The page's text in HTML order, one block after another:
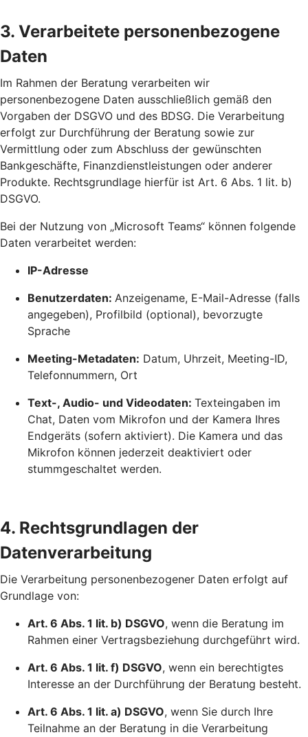
3. Verarbeitete personenbezogene
Daten
Im Rahmen der Beratung verarbeiten wir
personenbezogene Daten ausschließlich gemäß den
Vorgaben der DSGVO und des BDSG. Die Verarbeitung
erfolgt zur Durchführung der Beratung sowie zur
Vermittlung oder zum Abschluss der gewünschten
Bankgeschäfte, Finanzdienstleistungen oder anderer
Produkte. Rechtsgrundlage hierfür ist Art. 6 Abs. 1 lit. b)
DSGVO.
Bei der Nutzung von „Microsoft Teams“ können folgende
Daten verarbeitet werden:
IP-Adresse
Benutzerdaten: Anzeigename, E-Mail-Adresse (falls
angegeben), Profilbild (optional), bevorzugte
Sprache
Meeting-Metadaten: Datum, Uhrzeit, Meeting-ID,
Telefonnummern, Ort
Text-, Audio- und Videodaten: Texteingaben im
Chat, Daten vom Mikrofon und der Kamera Ihres
Endgeräts (sofern aktiviert). Die Kamera und das
Mikrofon können jederzeit deaktiviert oder
stummgeschaltet werden.
4. Rechtsgrundlagen der
Datenverarbeitung
Die Verarbeitung personenbezogener Daten erfolgt auf
Grundlage von:
Art. 6 Abs. 1 lit. b) DSGVO, wenn die Beratung im
Rahmen einer Vertragsbeziehung durchgeführt wird.
Art. 6 Abs. 1 lit. f) DSGVO, wenn ein berechtigtes
Interesse an der Durchführung der Beratung besteht.
Art. 6 Abs. 1 lit. a) DSGVO, wenn Sie durch Ihre
Teilnahme an der Beratung in die Verarbeitung